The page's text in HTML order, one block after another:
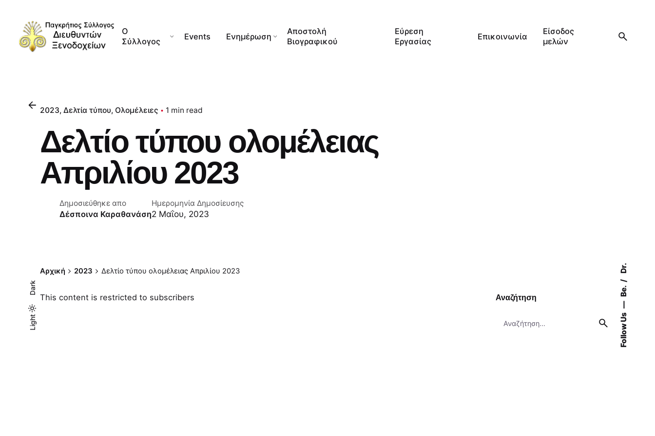
Light
Dark
Light
Dark Follow Us
Be.
Dr.
content
Ο
Σύλλογος
Events Ενημέρωση
Αποστολή
Βιογραφικού
Εύρεση
Εργασίας
Επικοινωνία
Είσοδος
μελών
2023 Δελτία τύπου Ολομέλειες 1 min read
Δελτίο τύπου ολομέλειας
Απριλίου 2023
Δημοσιεύθηκε απο
Δέσποινα Καραθανάση
Ημερομηνία Δημοσίευσης
2 Μαΐου, 2023
Αρχική 2023 Δελτίο τύπου ολομέλειας Απριλίου 2023
This content is restricted to subscribers Αναζήτηση
for